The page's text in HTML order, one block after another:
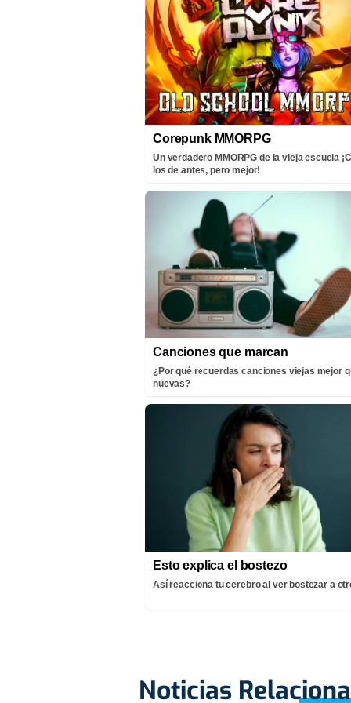
Corepunk MMORPG
Un verdadero MMORPG de la vieja escuela
los de antes, pero mejor!
Canciones que marcan
¿Por qué recuerdas canciones viejas mejor
nuevas?
Esto explica el bostezo
Así reacciona tu cerebro al ver bostezar a
Noticias